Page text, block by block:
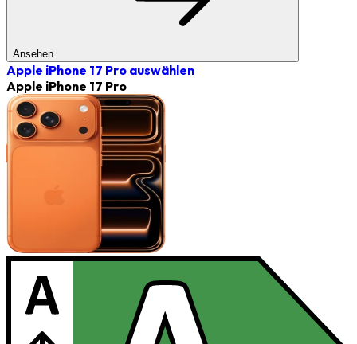
Ansehen
Apple iPhone 17 Pro auswählen
Apple iPhone 17 Pro